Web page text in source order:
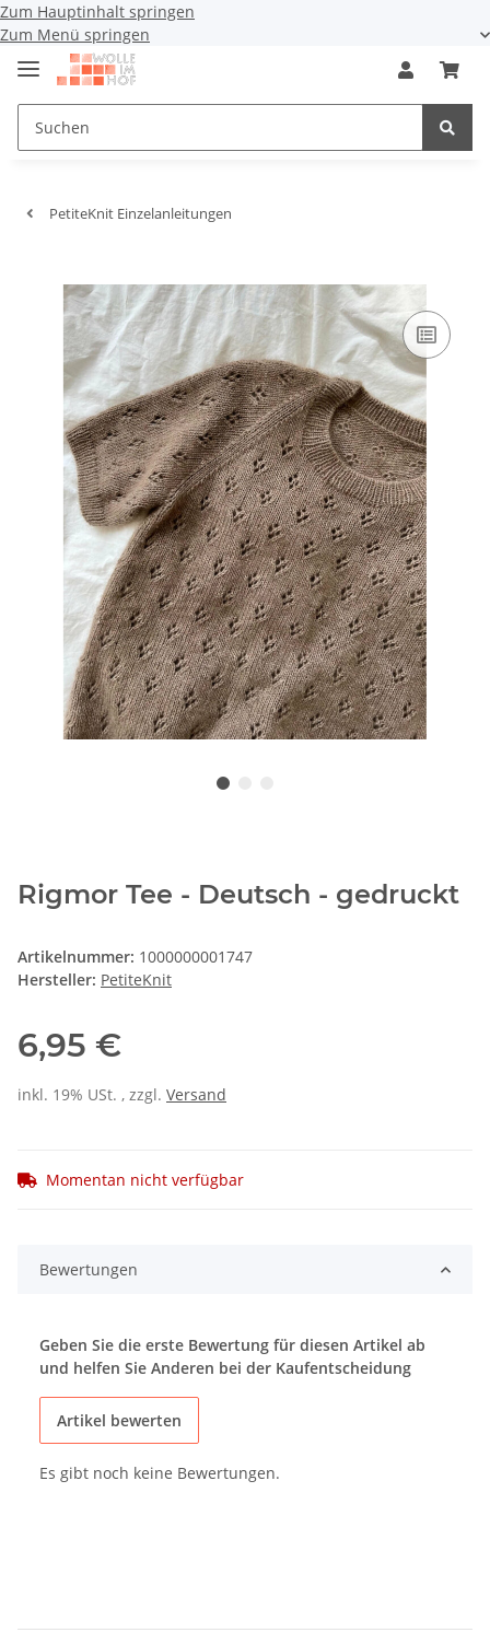
Zum Hauptinhalt springen
Zum Menü springen
PetiteKnit Einzelanleitungen
Rigmor Tee - Deutsch - gedruckt
Artikelnummer: 1000000001747
Hersteller: PetiteKnit
6,95 €
inkl. 19% USt. , zzgl. Versand
Momentan nicht verfügbar
Bewertungen
Geben Sie die erste Bewertung für diesen Artikel ab
und helfen Sie Anderen bei der Kaufentscheidung
Artikel bewerten
Es gibt noch keine Bewertungen.